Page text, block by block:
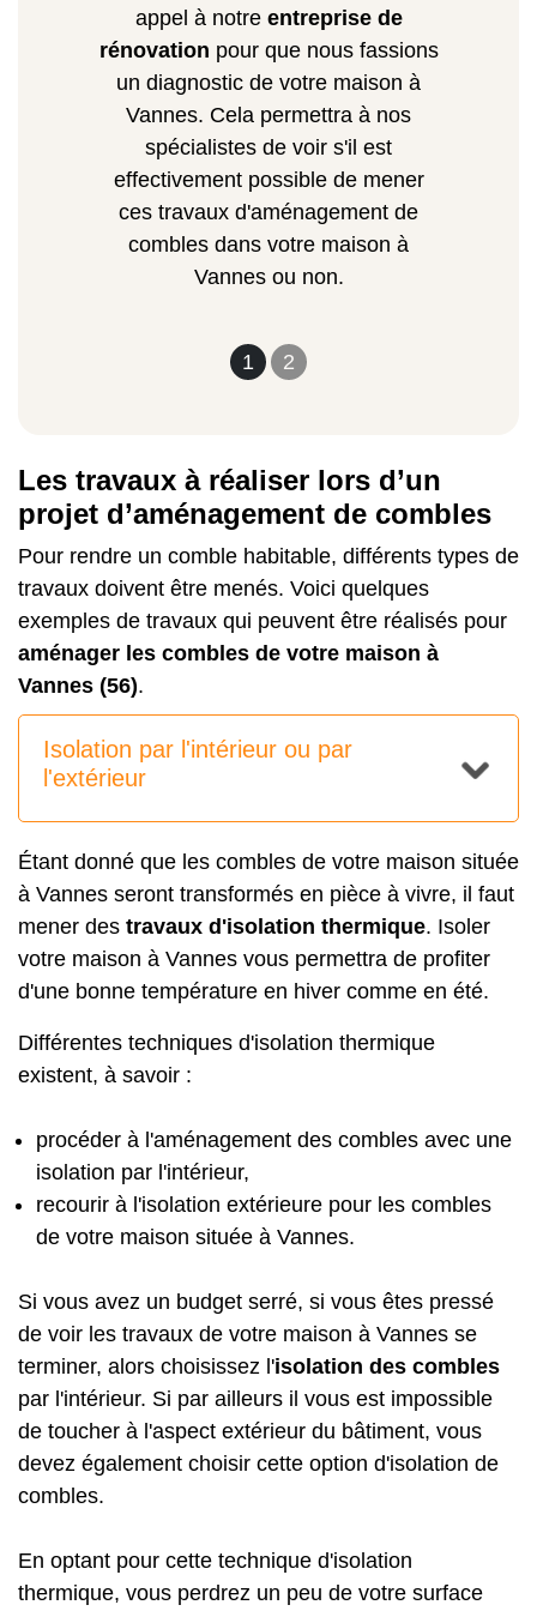
1 2
appel à notre entreprise de
rénovation pour que nous fassions
un diagnostic de votre maison à
Vannes. Cela permettra à nos
spécialistes de voir s'il est
effectivement possible de mener
ces travaux d'aménagement de
combles dans votre maison à
Vannes ou non.
Les travaux à réaliser lors d’un
projet d’aménagement de combles
Pour rendre un comble habitable, différents types de
travaux doivent être menés. Voici quelques
exemples de travaux qui peuvent être réalisés pour
aménager les combles de votre maison à
Vannes (56).
Isolation par l'intérieur ou par
l'extérieur
Étant donné que les combles de votre maison située
à Vannes seront transformés en pièce à vivre, il faut
mener des travaux d'isolation thermique. Isoler
votre maison à Vannes vous permettra de profiter
d'une bonne température en hiver comme en été.
Différentes techniques d'isolation thermique
existent, à savoir :
procéder à l'aménagement des combles avec une
isolation par l'intérieur,
recourir à l'isolation extérieure pour les combles
de votre maison située à Vannes.
Si vous avez un budget serré, si vous êtes pressé
de voir les travaux de votre maison à Vannes se
terminer, alors choisissez l'isolation des combles
par l'intérieur. Si par ailleurs il vous est impossible
de toucher à l'aspect extérieur du bâtiment, vous
devez également choisir cette option d'isolation de
combles.
En optant pour cette technique d'isolation
thermique, vous perdrez un peu de votre surface